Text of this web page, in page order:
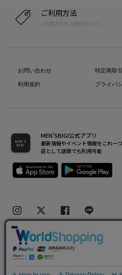
ご利用方法
ご利用方法をご確認頂けます
お問い合わせ
利用規約
特定商取
プライバ
MEN’SBIGI公式アプリ
最新情報やイベント情報をこれ一
証として店頭でも利用可能
Copyright(C) Bigi Co.,Ltd.All Rights